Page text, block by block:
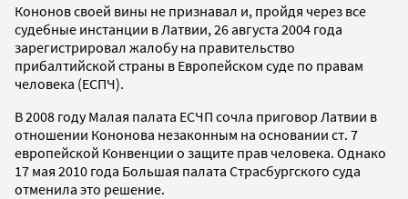
Кононов своей вины не признавал и, пройдя через все
судебные инстанции в Латвии, 26 августа 2004 года
зарегистрировал жалобу на правительство
прибалтийской страны в Европейском суде по правам
человека (ЕСПЧ).
В 2008 году Малая палата ЕСЧП сочла приговор Латвии в
отношении Кононова незаконным на основании ст. 7
европейской Конвенции о защите прав человека. Однако
17 мая 2010 года Большая палата Страсбургского суда
отменила это решение.